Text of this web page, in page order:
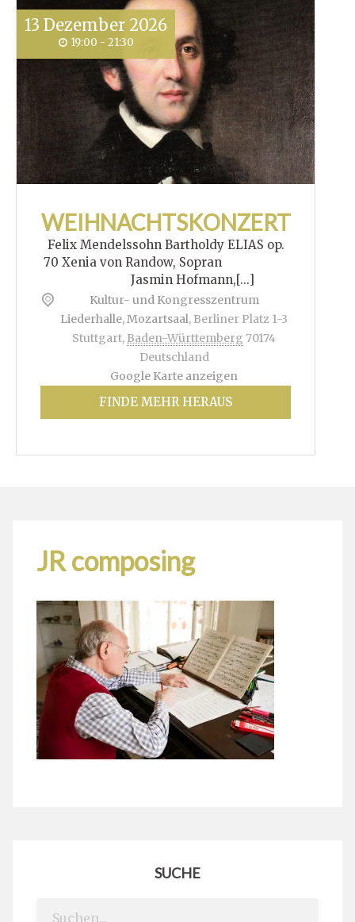
13 Dezember 2026
19:00 - 21:30
WEIHNACHTSKONZERT
Felix Mendelssohn Bartholdy ELIAS op.
70 Xenia von Randow, Sopran
Jasmin Hofmann,[...]
Kultur- und Kongresszentrum
Liederhalle, Mozartsaal, Berliner Platz 1-3
Stuttgart, Baden-Württemberg 70174
Deutschland
Google Karte anzeigen
FINDE MEHR HERAUS
JR composing
SUCHE
Search